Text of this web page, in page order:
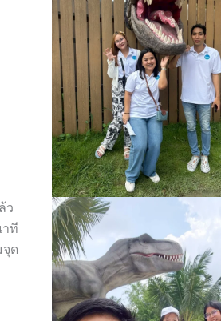
ว
ที
ด